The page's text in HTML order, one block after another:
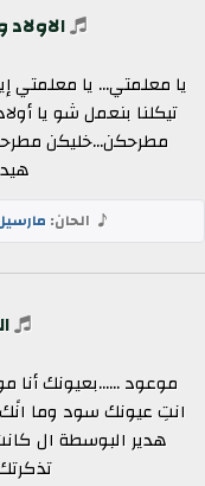
يا معلمتي... يا معلمتي
تيكلنا بنعمل شو يا
مطرحكن...خليكن
الحان:
موعود ......بعيونك
انتِ عيونك سود وما
هدير البوسطة ال